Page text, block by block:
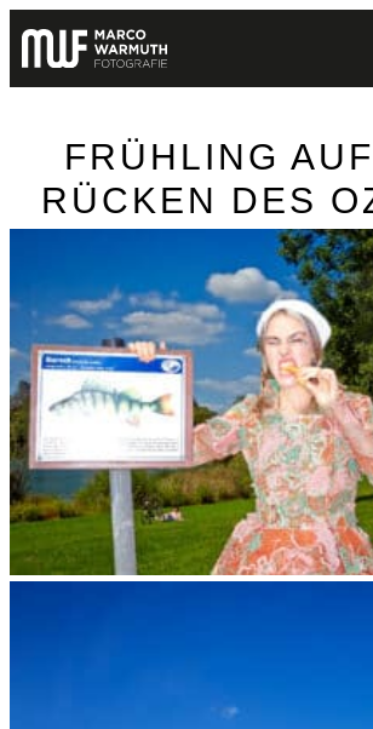
Zum
Inhalt
springen
FRÜHLING
RÜCKEN DES